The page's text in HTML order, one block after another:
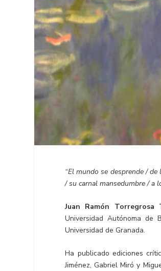
“El mundo se desprende /
/ su carnal mansedumbre / a
Juan Ramón Torregrosa
Universidad Autónoma
Universidad de Granada.
Ha publicado ediciones
Jiménez, Gabriel Miró y